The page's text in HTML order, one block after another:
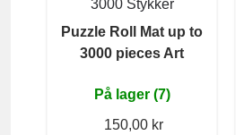
3000 Stykker
Puzzle Roll Mat up to
3000 pieces Art
På lager (7)
150,00 kr